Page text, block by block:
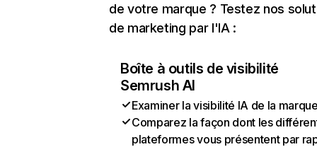
de votre marque ? Testez nos
de marketing par l'IA :
Boîte à outils de visibilité
Semrush AI
Examiner la visibilité IA de la
Comparez la façon dont les
plateformes vous présentent par